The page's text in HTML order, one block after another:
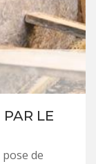
LE
de